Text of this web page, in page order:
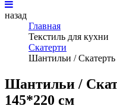
назад
Главная
Текстиль для кухни
Скатерти
Шантильи / Скатерть
Шантильи /
145*220 см